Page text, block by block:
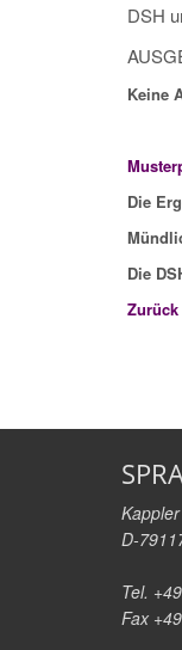
DSH
Keine
Die
Die
Zurück
D-
Tel.
Fax